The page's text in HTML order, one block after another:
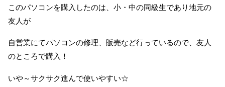
このパソコンを購入したのは、小・中の同級生であり地元の
友人が
自営業にてパソコンの修理、販売など行っているので、友人
のところで購入！
いや～サクサク進んで使いやすい☆